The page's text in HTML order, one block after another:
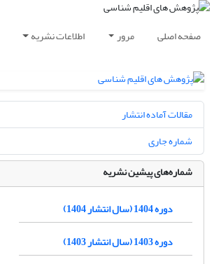
صفحه اصلی مرور اطلاعات نشریه
مقالات آماده انتشار
شماره جاری
شماره‌های پیشین نشریه
دوره 1404 (سال انتشار 1404)
دوره 1403 (سال انتشار 1403)